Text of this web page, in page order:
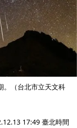
。（台北市立天文科
17:49 臺北時間